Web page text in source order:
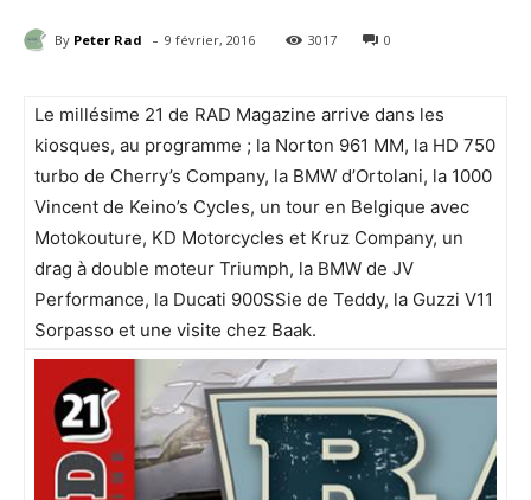
By Peter Rad - 9 février, 2016 3017 0
Le millésime 21 de RAD Magazine arrive dans les
kiosques, au programme ; la Norton 961 MM, la HD 750
turbo de Cherry’s Company, la BMW d’Ortolani, la 1000
Vincent de Keino’s Cycles, un tour en Belgique avec
Motokouture, KD Motorcycles et Kruz Company, un
drag à double moteur Triumph, la BMW de JV
Performance, la Ducati 900SSie de Teddy, la Guzzi V11
Sorpasso et une visite chez Baak.